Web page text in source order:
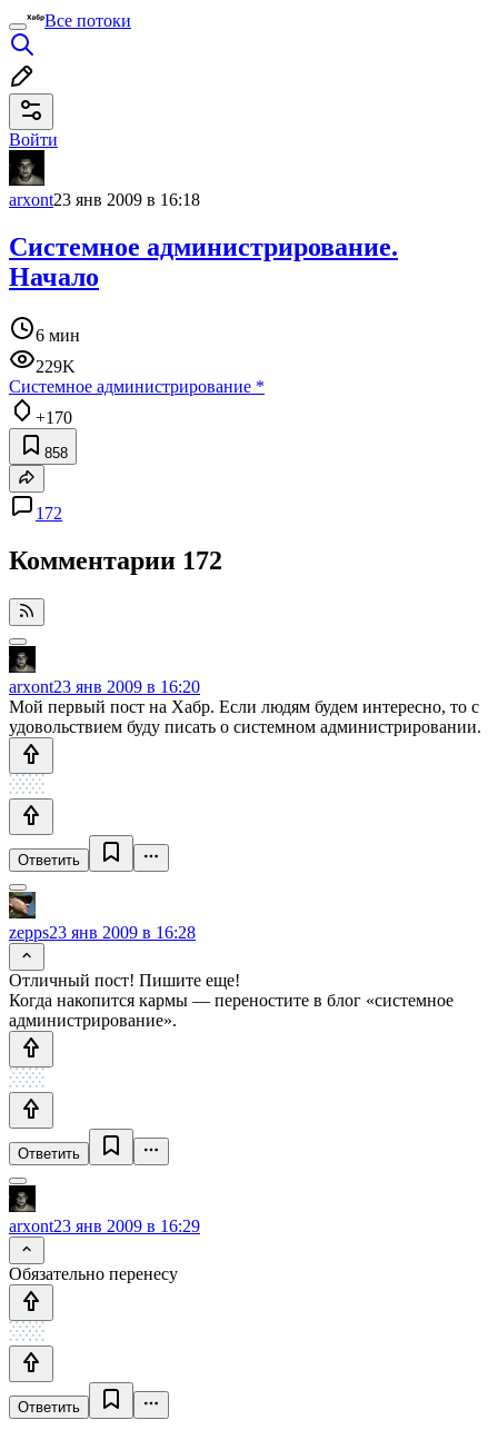
Все потоки
Войти
arxont23 янв 2009 в 16:18
Системное администрирование.
Начало
6 мин
229K
Системное администрирование *
+170
858
172
Комментарии 172
arxont23 янв 2009 в 16:20
Мой первый пост на Хабр. Если людям будем интересно, то с
удовольствием буду писать о системном администрировании.
Ответить
zepps23 янв 2009 в 16:28
Отличный пост! Пишите еще!
Когда накопится кармы — переностите в блог «системное
администрирование».
Ответить
arxont23 янв 2009 в 16:29
Обязательно перенесу
Ответить